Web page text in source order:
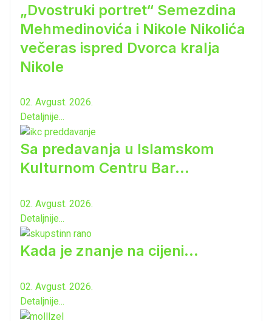
„Dvostruki portret“ Semezdina
Mehmedinovića i Nikole Nikolića
večeras ispred Dvorca kralja
Nikole
02. Avgust. 2026.
Detaljnije...
Sa predavanja u Islamskom
Kulturnom Centru Bar...
02. Avgust. 2026.
Detaljnije...
Kada je znanje na cijeni...
02. Avgust. 2026.
Detaljnije...